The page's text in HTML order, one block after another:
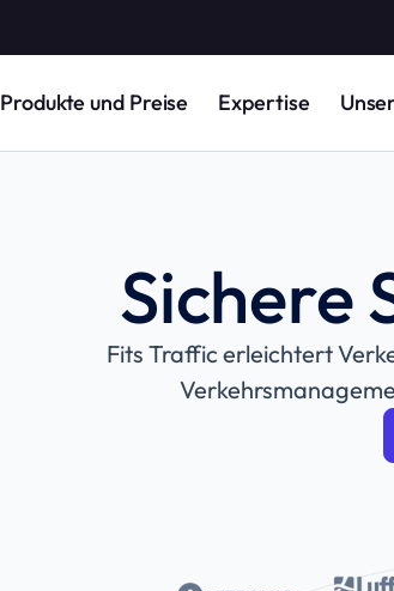
Produkte und Preise Expertise
Sichere
Fits Traffic erleichtert